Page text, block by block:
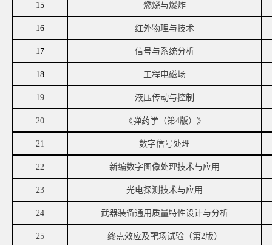
15 燃烧与爆炸
16 红外物理与技术
17 信号与系统分析
18 工程电磁场
19 液压传动与控制
20 《弹药学（第4版）》
21 数字信号处理
22 新编数字图像处理技术与应用
23 光电探测技术与应用
24 武器装备通用质量特性设计与分析
25 终点效应及靶场试验（第2版）